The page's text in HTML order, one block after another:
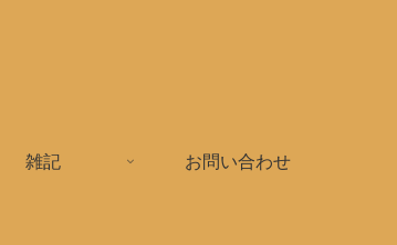
雑記 お問い合わせ